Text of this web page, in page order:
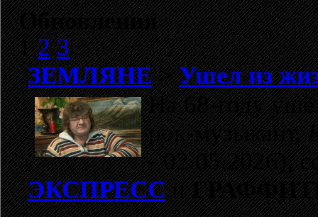
Обновления
1 2 3
ЗЕМЛЯНЕ>Ушел из
На 68-году
рок-музыкант,
- 02.05.2026),
ЭКСПРЕССи